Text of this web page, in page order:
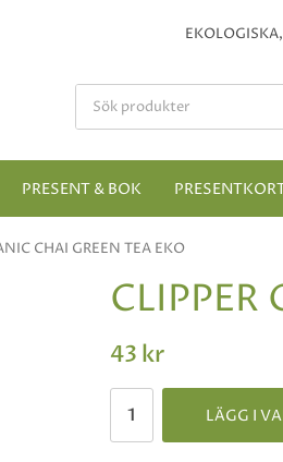
PRESENT & BOK
CHAI GREEN TEA EKO
CLIPPER
43 kr
LÄGG I